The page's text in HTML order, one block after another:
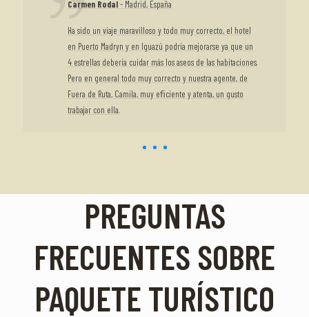
Carmen Rodal- Madrid, España
Ha sido un viaje maravilloso y todo muy correcto, el hotel
en Puerto Madryn y en Iguazú podría mejorarse ya que un
4 estrellas debería cuidar más los aseos de las habitaciones.
Pero en general todo muy correcto y nuestra agente, de
Fuera de Ruta, Camila, muy eﬁciente y atenta, un gusto
trabajar con ella.
PREGUNTAS
FRECUENTES SOBRE
PAQUETE TURÍSTICO